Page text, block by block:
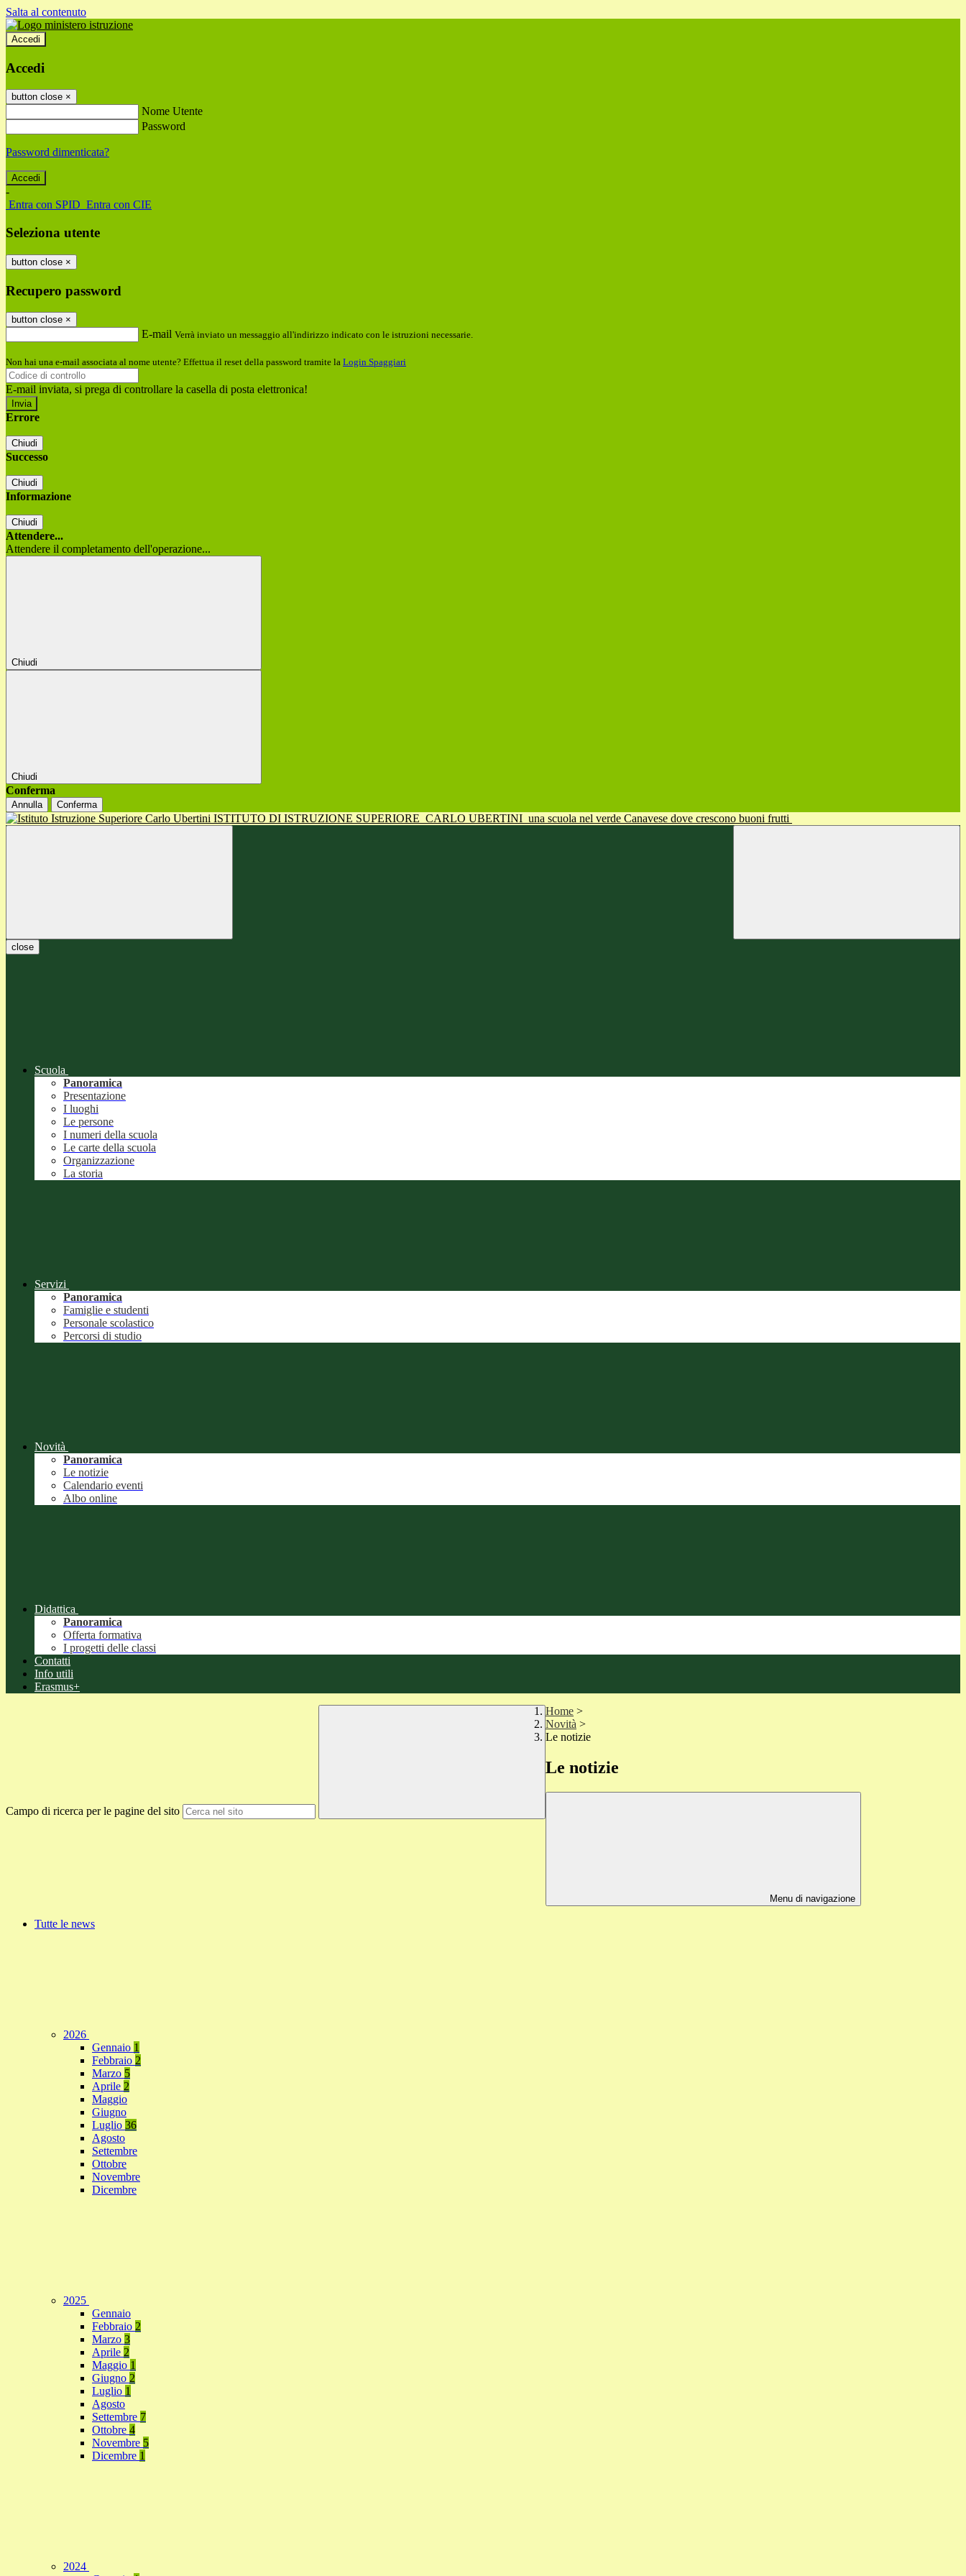
Salta al contenuto
Accedi
Accedi
button close ×
Nome Utente
Password
Password dimenticata?
-
Entra con SPID Entra con CIE
Seleziona utente
button close ×
Recupero password
button close ×
E-mail Verrà inviato un messaggio all'indirizzo indicato con le istruzioni necessarie.
Non hai una e-mail associata al nome utente? Effettua il reset della password tramite la Login Spaggiari
E-mail inviata, si prega di controllare la casella di posta elettronica!
Errore
Chiudi
Successo
Chiudi
Informazione
Chiudi
Attendere...
Attendere il completamento dell'operazione...
Chiudi
Chiudi
Conferma
Annulla Conferma
ISTITUTO DI ISTRUZIONE SUPERIORE CARLO UBERTINI una scuola nel verde Canavese dove crescono buoni frutti
close
Scuola
Panoramica
Presentazione
I luoghi
Le persone
I numeri della scuola
Le carte della scuola
Organizzazione
La storia
Servizi
Panoramica
Famiglie e studenti
Personale scolastico
Percorsi di studio
Novità
Panoramica
Le notizie
Calendario eventi
Albo online
Didattica
Panoramica
Offerta formativa
I progetti delle classi
Contatti
Info utili
Erasmus+
Campo di ricerca per le pagine del sito
Home >
Novità >
Le notizie
Le notizie
Menu di navigazione
Tutte le news
2026
Gennaio 1
Febbraio 2
Marzo 5
Aprile 2
Maggio
Giugno
Luglio 36
Agosto
Settembre
Ottobre
Novembre
Dicembre
2025
Gennaio
Febbraio 2
Marzo 3
Aprile 2
Maggio 1
Giugno 2
Luglio 1
Agosto
Settembre 7
Ottobre 4
Novembre 5
Dicembre 1
2024